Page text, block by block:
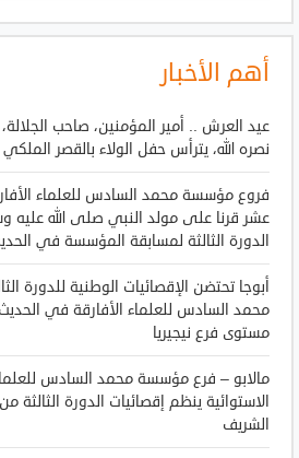
أهم الأخبار
عيد العرش .. أمير المؤمنين، صاحب
نصره الله، يترأس حفل الولاء بالقصر
فروع مؤسسة محمد السادس للعلماء
عشر قرنا على مولد النبي صلى الله عليه
الدورة الثالثة لمسابقة المؤسسة في
أبوجا تحتضن الإقصائيات الوطنية للدورة
محمد السادس للعلماء الأفارقة في
مستوى فرع نيجيريا
مالابو – فرع مؤسسة محمد السادس
الاستوائية ينظم إقصائيات الدورة الثالثة
الشريف